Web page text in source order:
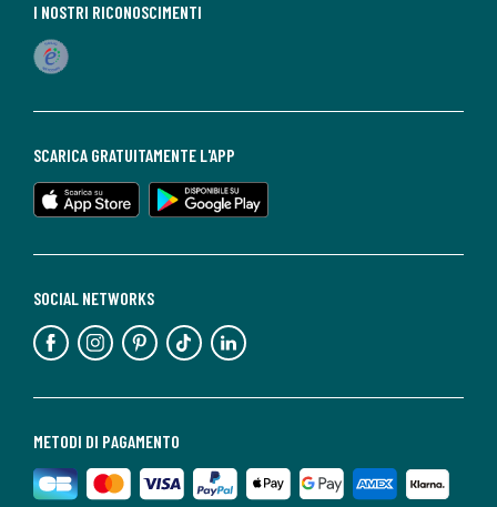
METODI DI PAGAMENTO
SOCIAL NETWORKS
SCARICA GRATUITAMENTE L'APP
I NOSTRI RICONOSCIMENTI